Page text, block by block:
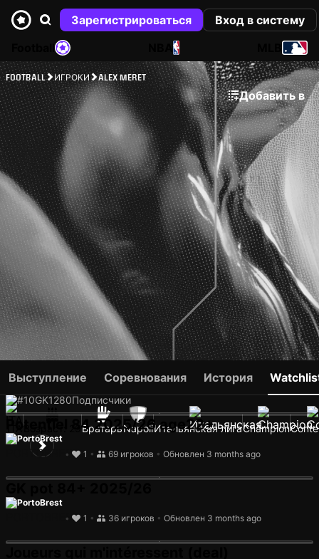
Зарегистрироваться
Вход в систему
NBA
FOOTBALL ИГРОКИ ALEX MERET
Добавить в
ALEX MERET
#10GK1280Подписчики
ВратарьNapoliИтальянская лигаChampion
Выступление Соревнования История
Potentiel 84 2025/26 age22+
PortoBrest
•
1 • 69 игроков • Обновлен 3 months ago
PortoBrest
•
1 • 36 игроков • Обновлен 3 months ago